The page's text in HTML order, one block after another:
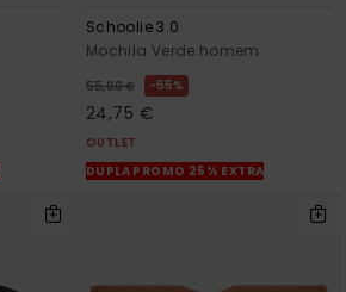
Schoolie 3.0
Mochila Verde homem
55,00 € 55%
24,75 €
OUTLET
DUPLA PROMO 25% EXTRA